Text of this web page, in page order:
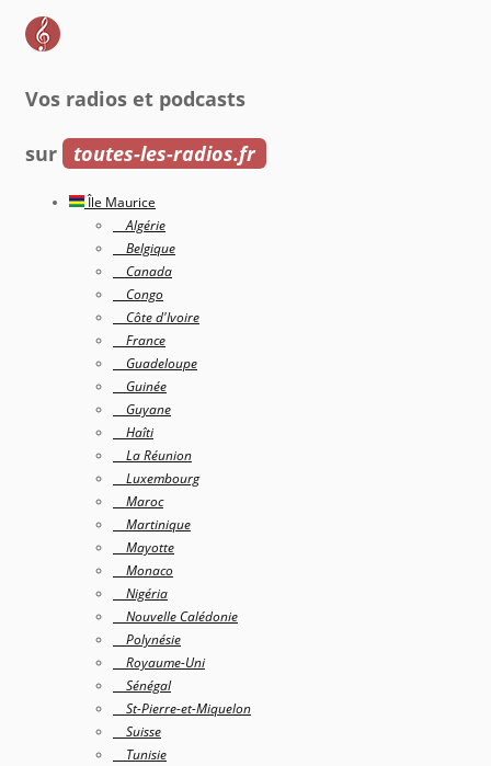
Vos radios et podcasts
sur toutes-les-radios.fr
Île Maurice
Algérie
Belgique
Canada
Congo
Côte d'Ivoire
France
Guadeloupe
Guinée
Guyane
Haîti
La Réunion
Luxembourg
Maroc
Martinique
Mayotte
Monaco
Nigéria
Nouvelle Calédonie
Polynésie
Royaume-Uni
Sénégal
St-Pierre-et-Miquelon
Suisse
Tunisie